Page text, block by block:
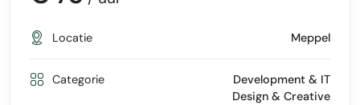
Locatie Meppel
Categorie
Development & IT
Design & Creative